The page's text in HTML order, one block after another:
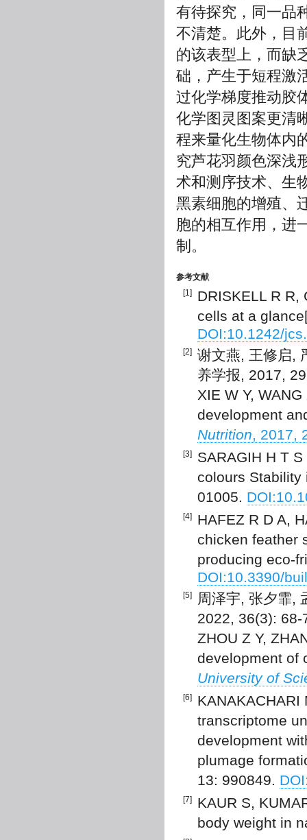
有待探究，同一品
不清楚。此外，目
的该表型上，而缺
础，产生于短程激
过化学梯度推动胶
化学图灵图案更清
程来量化生物体内
究芦花羽颜色深浅
术和测序技术、生
黑素细胞的增殖、
胞的相互作用，进
制。
参考文献
[1]
DRISKELL R R,
cells at a
DOI:10.1242/
[2]
谢文燕, 王修启,
养学报, 2017,
XIE W Y,
development
Nutrition, 2017,
[3]
SARAGIH H T
colours
01005.
[4]
HAFEZ R D A,
chicken feather
producing eco-
DOI:10.3390/
[5]
周泽宇, 张夕霏,
2022, 36(3): 68-
ZHOU Z Y,
development of
University of
[6]
KANAKACHARI
transcriptome
development
plumage
13: 990849.
[7]
KAUR S,
body weight in